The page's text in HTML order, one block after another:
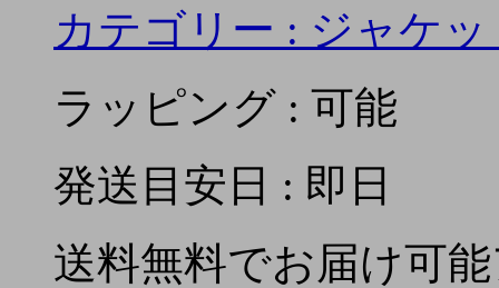
カテゴリー : ジャケッ
ラッピング : 可能
発送目安日 : 即日
送料無料でお届け可